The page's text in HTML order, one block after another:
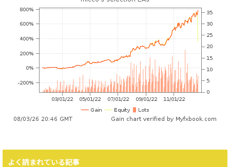
よく読まれている記事